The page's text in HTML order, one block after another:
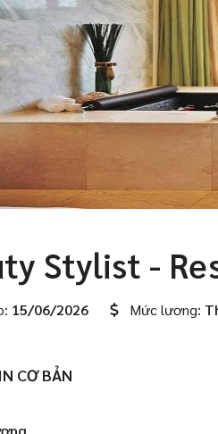
Stylist -
15/06/2026 Mức lương:
CƠ BẢN